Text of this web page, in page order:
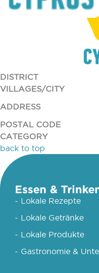
DISTRICT
VILLAGES/CITY
ADDRESS
POSTAL CODE
CATEGORY
back to top
Essen &
- Lokale Rezepte
- Lokale Getränke
- Lokale Produkte
- Gastronomie &